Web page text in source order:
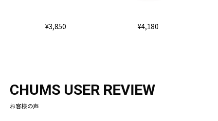
¥3,850 ¥4,180
CHUMS USER REVIEW
お客様の声